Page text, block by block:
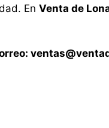
En Venta de